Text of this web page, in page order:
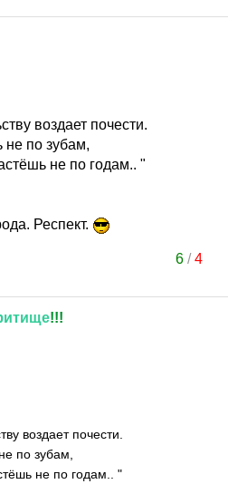
воздает почести.
не по зубам,
не по годам.. "
Респект.
6/4
!!!
воздает почести.
по зубам,
не по годам.. "